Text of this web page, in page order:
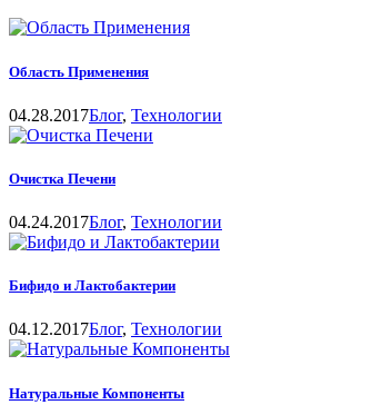
Область Применения
04.28.2017Блог, Технологии
Очистка Печени
04.24.2017Блог, Технологии
Бифидо и Лактобактерии
04.12.2017Блог, Технологии
Натуральные Компоненты